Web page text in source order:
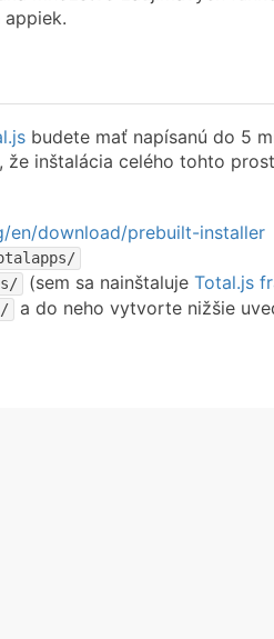
budete mať napísanú do 5
inštalácia celého tohto
en/download/prebuilt-installer
(sem sa nainštaluje Total.js
a do neho vytvorte nižšie